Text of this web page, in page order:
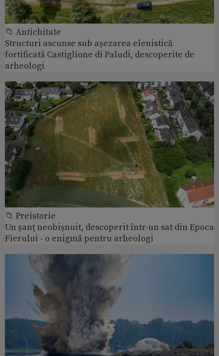
📁 Antichitate
Structuri ascunse sub așezarea elenistică
fortificată Castiglione di Paludi, descoperite de
arheologi
📁 Preistorie
Un șanț neobișnuit, descoperit într-un sat din Epoca
Fierului - o enigmă pentru arheologi